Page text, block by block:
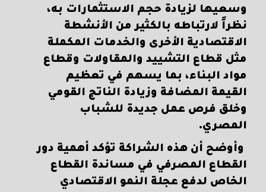
وسعيها لزيادة حجم الاستثمارات به،
نظراً لارتباطه بالكثير من الأنشطة
الاقتصادية الأخرى والخدمات المكملة
مثل قطاع التشييد والمقاولات وقطاع
مواد البناء، بما يسهم في تعظيم
القيمة المضافة وزيادة الناتج القومي
وخلق فرص عمل جديدة للشباب
المصري.
وأوضح أن هذه الشراكة تؤكد أهمية دور
القطاع المصرفي في مساندة القطاع
الخاص لدفع عجلة النمو الاقتصادي